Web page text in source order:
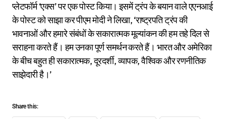
प्लेटफॉर्म ‘एक्स’ पर एक पोस्ट किया। इसमें ट्रंप के बयान वाले एएनआई
के पोस्ट को साझा कर पीएम मोदी ने लिखा, ‘राष्ट्रपति ट्रंप की
भावनाओं और हमारे संबंधों के सकारात्मक मूल्यांकन की हम तहे दिल से
सराहना करते हैं। हम उनका पूर्ण समर्थन करते हैं। भारत और अमेरिका
के बीच बहुत ही सकारात्मक, दूरदर्शी, व्यापक, वैश्विक और रणनीतिक
साझेदारी है।’
Share this: